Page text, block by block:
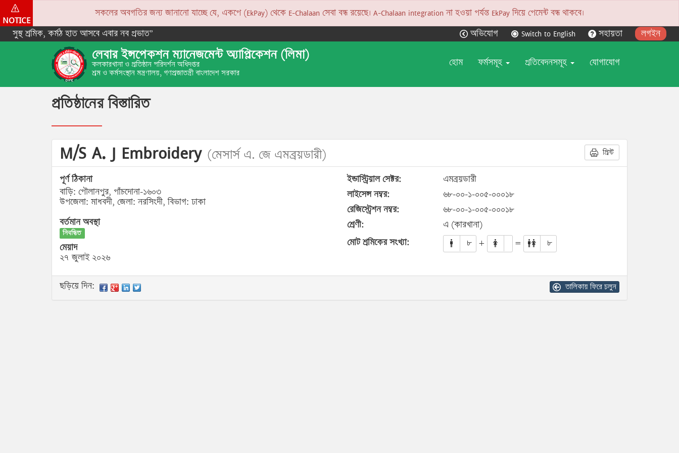
NOTICE
সকলের অবগতির জন্য জানানো যাচ্ছে যে, একপে (EkPay) থেকে E-Chalaan সেবা বন্ধ রয়েছে। A-Chalaan integration না হওয়া পর্যন্ত EkPay দিয়ে পেমেন্ট বন্ধ থাকবে।
সুস্থ শ্রমিক, কর্মঠ হাত আসবে এবার নব প্রভাত”
অভিযোগ Switch to English সহায়তা লগইন
লেবার ইন্সপেকশন ম্যানেজমেন্ট অ্যাপ্লিকেশন (লিমা)
কলকারখানা ও প্রতিষ্ঠান পরিদর্শন অধিদপ্তর
শ্রম ও কর্মসংস্থান মন্ত্রণালয়, গণপ্রজাতন্ত্রী বাংলাদেশ সরকার
হোম ফর্মসমূহ প্রতিবেদনসমূহ যোগাযোগ
প্রতিষ্ঠানের বিস্তারিত
M/S A. J Embroidery (মেসার্স এ. জে এমব্রয়ডারী) প্রিন্ট
পূর্ণ ঠিকানা
বাড়ি: পৌলানপুর, পাঁচদোনা-১৬০৩
উপজেলা: মাধবদী, জেলা: নরসিংদী, বিভাগ: ঢাকা
বর্তমান অবস্থা
নিবন্ধিত
মেয়াদ
২৭ জুলাই ২০২৬
ইন্ডাস্ট্রিয়াল সেক্টর:
এমব্রয়ডারী
লাইসেন্স নম্বর:
৬৮-০০-১-০০৫-০০০১৮
রেজিস্ট্রেশন নম্বর:
৬৮-০০-১-০০৫-০০০১৮
শ্রেণী:
এ (কারখানা)
মোট শ্রমিকের সংখ্যা:
৮ + = ৮
ছড়িয়ে দিন: তালিকায় ফিরে চলুন